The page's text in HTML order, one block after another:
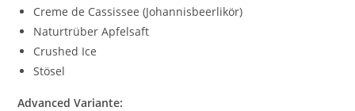
Creme de Cassissee (Johannisbeerlikör)
Naturtrüber Apfelsaft
Crushed Ice
Stösel
Advanced Variante: